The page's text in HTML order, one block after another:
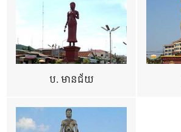
ប. មានជ័យ